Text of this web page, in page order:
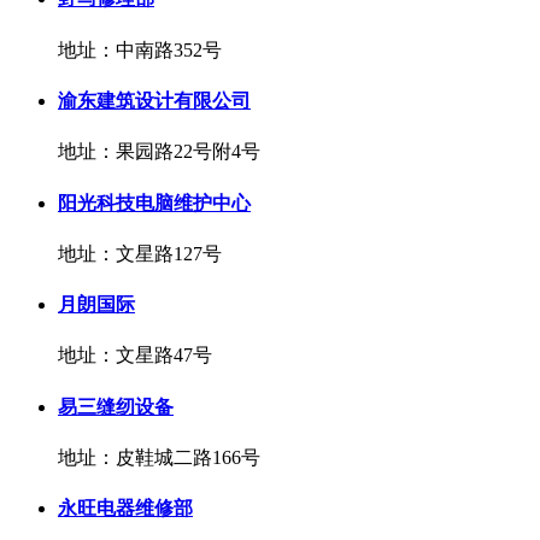
地址：中南路352号
渝东建筑设计有限公司
地址：果园路22号附4号
阳光科技电脑维护中心
地址：文星路127号
月朗国际
地址：文星路47号
易三缝纫设备
地址：皮鞋城二路166号
永旺电器维修部